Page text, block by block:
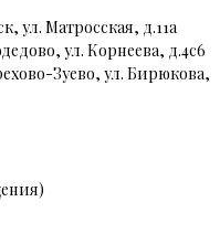
ул. Матросская, д.11а
ул. Корнеева, д.4с6
Зуево, ул. Бирюкова,